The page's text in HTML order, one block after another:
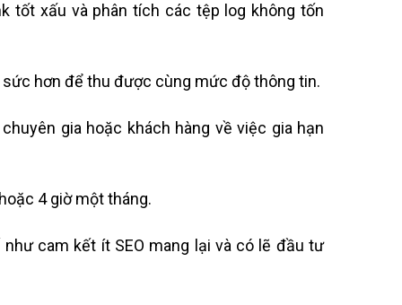
tốt xấu và phân tích các tệp log không tốn
hơn để thu được cùng mức độ thông tin.
gia hoặc khách hàng về việc gia hạn
4 giờ một tháng.
cam kết ít SEO mang lại và có lẽ đầu tư